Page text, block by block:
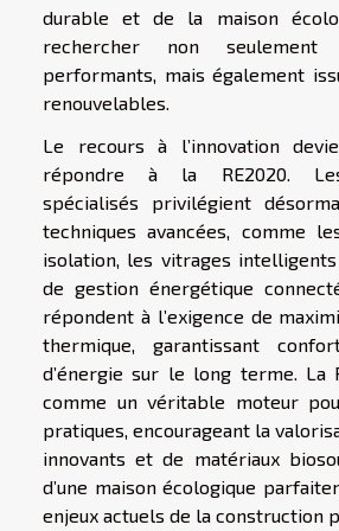
durable et de la maison
rechercher non seulement
performants, mais également
renouvelables.
Le recours à l’innovation
répondre à la RE2020.
spécialisés privilégient
techniques avancées, comme
isolation, les vitrages
de gestion énergétique
répondent à l’exigence de
thermique, garantissant
d’énergie sur le long terme. La
comme un véritable moteur
pratiques, encourageant la
innovants et de matériaux
d’une maison écologique
enjeux actuels de la construction